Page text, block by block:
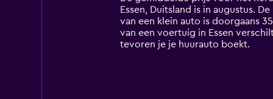
categories.
The
chart
has
Essen, Duitsland is in augustus.
van een klein auto is doorgaans
van een voertuig in Essen
tevoren je je huurauto boekt.